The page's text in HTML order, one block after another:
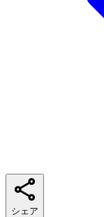
シェア